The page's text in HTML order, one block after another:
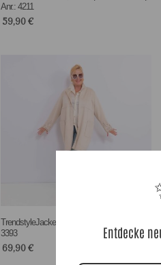
Anr.: 4211
59,90€
TrendstyleJacke CaraMia |Gr. 44 bis 48|, Anr.:
3393
69,90€
Entdecke